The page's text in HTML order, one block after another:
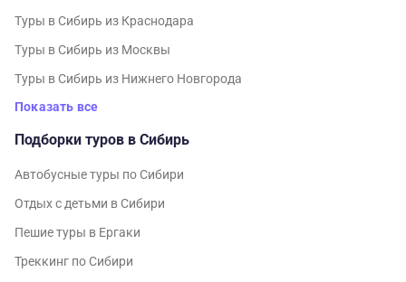
Туры в Сибирь из Краснодара
Туры в Сибирь из Москвы
Туры в Сибирь из Нижнего Новгорода
Показать все
Подборки туров в Сибирь
Автобусные туры по Сибири
Отдых с детьми в Сибири
Пешие туры в Ергаки
Треккинг по Сибири